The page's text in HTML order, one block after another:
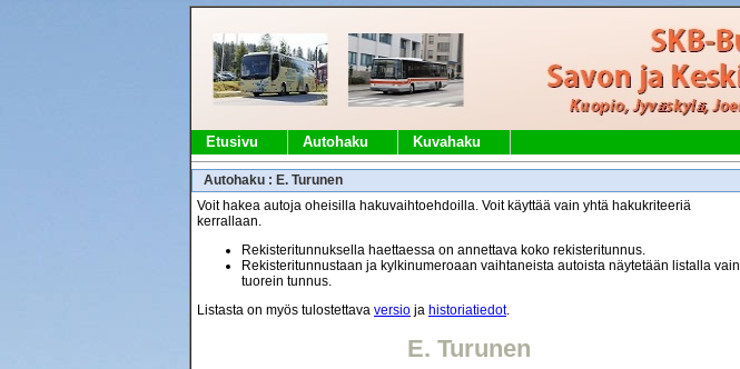
Etusivu Autohaku Kuvahaku
Autohaku : E. Turunen
Voit hakea autoja oheisilla hakuvaihtoehdoilla. Voit käyttää vain yhtä hakukriteeriä
kerrallaan.
Rekisteritunnuksella haettaessa on annettava koko rekisteritunnus.
Rekisteritunnustaan ja kylkinumeroaan vaihtaneista autoista näytetään listalla vain
tuorein tunnus.
Listasta on myös tulostettava versio ja historiatiedot.
E. Turunen